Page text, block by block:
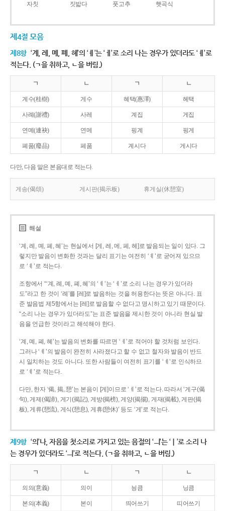
자칫
짓밟다 풋고추 햇곡식
제4절 모음
제8항 ‘계, 례, 몌, 폐, 혜’의 ‘ㅖ’는 ‘ㅔ’로 소리 나는 경우가 있더라도 ‘ㅖ’로
적는다. (ㄱ을 취하고, ㄴ을 버림.)
ㄱ ㄴ ㄱ ㄴ
계수(桂樹) 게수 혜택(惠澤) 헤택
사례(謝禮) 사레 계집 게집
연몌(連袂) 연메 핑계 핑게
폐품(廢品) 페품 계시다 게시다
다만, 다음 말은 본음대로 적는다.
게송(偈頌) 게시판(揭示板) 휴게실(休憩室)
해설
‘계, 례, 몌, 폐, 혜’는 현실에서 [게, 레, 메, 페, 헤]로 발음되는 일이 있다. 그
렇지만 발음이 변화한 것과는 달리 표기는 여전히 ‘ㅖ’로 굳어져 있으므
로 ‘ㅖ’로 적는다.
조항에서 “‘계, 례, 몌, 폐, 혜’의 ‘ㅖ’는 ‘ㅔ’로 소리 나는 경우가 있더라
도”라고 한 것이 ‘례’를 [레]로 발음하는 것을 허용한다는 뜻은 아니다. 표
준 발음법 제5항에서는 [레]로 발음할 수 없다고 명시하고 있기 때문이다.
“소리 나는 경우가 있더라도”는 표준 발음을 제시한 것이 아니라 현실 발
음을 언급한 것이라고 해석해야 한다.
‘계, 몌, 폐, 혜’는 발음의 변화를 따르면 ‘ㅔ’로 적어야 할 것처럼 보인다.
그러나 ‘ㅖ’의 발음이 완전히 사라졌다고 할 수 없고 철자와 발음이 반드
시 일치하는 것도 아니다. 또한 사람들이 여전히 표기를 ‘ㅖ’로 인식하므
로 ‘ㅖ’로 적는다.
다만, 한자 ‘偈, 揭, 憩’는 본음이 [게]이므로 ‘ㅔ’로 적는다. 따라서 ‘게구(偈
句), 게제(偈諦), 게기(揭記), 게방(揭榜), 게양(揭揚), 게재(揭載), 게판(揭
板), 게류(憩流), 게식(憩息), 게휴(憩休)’ 등도 ‘게’로 적는다.
제9항 ‘의’나, 자음을 첫소리로 가지고 있는 음절의 ‘ㅢ’는 ‘ㅣ’로 소리 나
는 경우가 있더라도 ‘ㅢ’로 적는다. (ㄱ을 취하고, ㄴ을 버림.)
ㄱ ㄴ ㄱ ㄴ
의의(意義) 의이 닁큼 닝큼
본의(本義) 본이 띄어쓰기 띠어쓰기